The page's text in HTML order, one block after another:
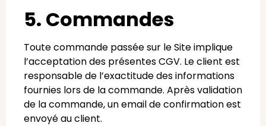
5. Commandes
Toute commande passée sur le Site implique
l’acceptation des présentes CGV. Le client est
responsable de l’exactitude des informations
fournies lors de la commande. Après validation
de la commande, un email de confirmation est
envoyé au client.